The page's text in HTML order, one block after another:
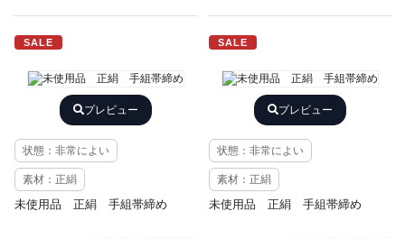
SALE
プレビュー
状態：非常によい
素材：正絹
未使用品 正絹 手組帯締め
SALE
プレビュー
状態：非常によい
素材：正絹
未使用品 正絹 手組帯締め